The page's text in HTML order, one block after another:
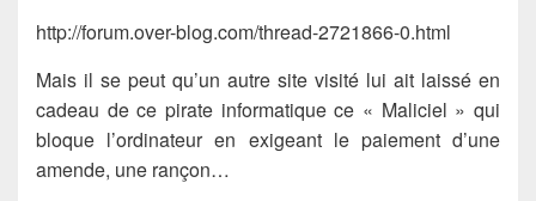
http://forum.over-blog.com/thread-2721866-0.html
Mais il se peut qu’un autre site visité lui ait laissé en
cadeau de ce pirate informatique ce « Maliciel » qui
bloque l’ordinateur en exigeant le paiement d’une
amende, une rançon…